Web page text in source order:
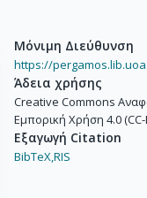
Μόνιμη Διεύθυνση
https://
Άδεια χρήσης
Creative Commons
Εμπορική Χρήση 4.0 (CC-
Εξαγωγή Citation
BibTeX,RIS